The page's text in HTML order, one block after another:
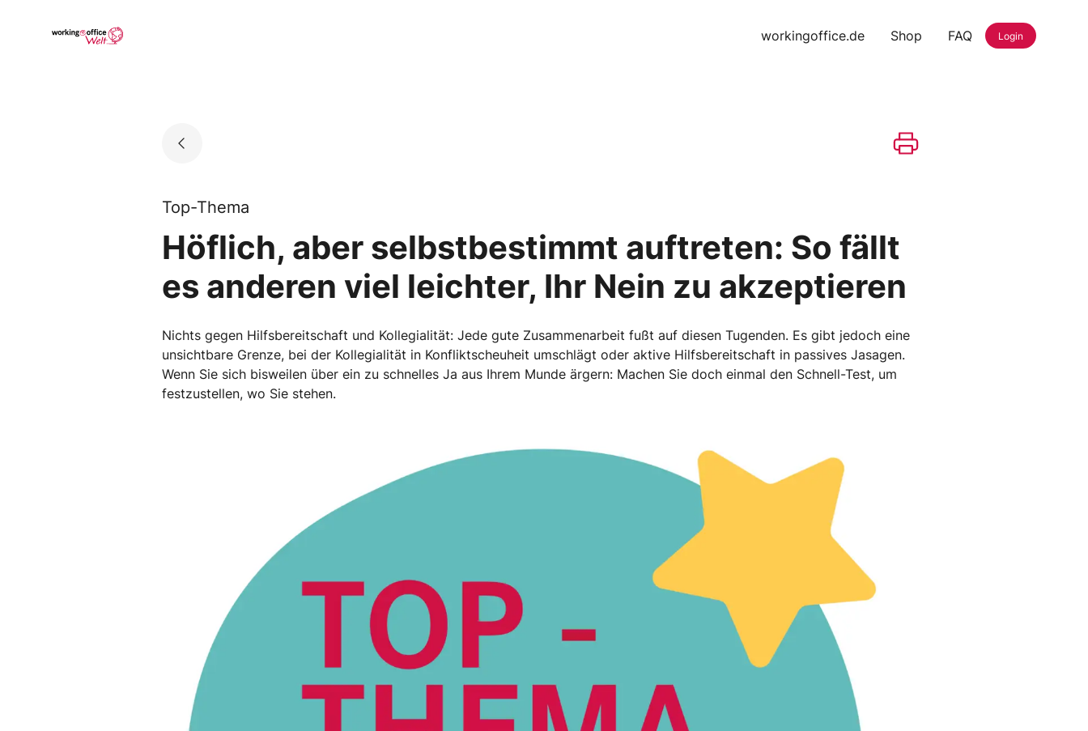
Go to landing page. workingoffice.de Shop FAQ Login
Top-Thema
Höflich, aber selbstbestimmt auftreten: So fällt
es anderen viel leichter, Ihr Nein zu akzeptieren
Nichts gegen Hilfsbereitschaft und Kollegialität: Jede gute Zusammenarbeit fußt auf diesen Tugenden. Es gibt jedoch eine
unsichtbare Grenze, bei der Kollegialität in Konfliktscheuheit umschlägt oder aktive Hilfsbereitschaft in passives Jasagen.
Wenn Sie sich bisweilen über ein zu schnelles Ja aus Ihrem Munde ärgern: Machen Sie doch einmal den Schnell-Test, um
festzustellen, wo Sie stehen.